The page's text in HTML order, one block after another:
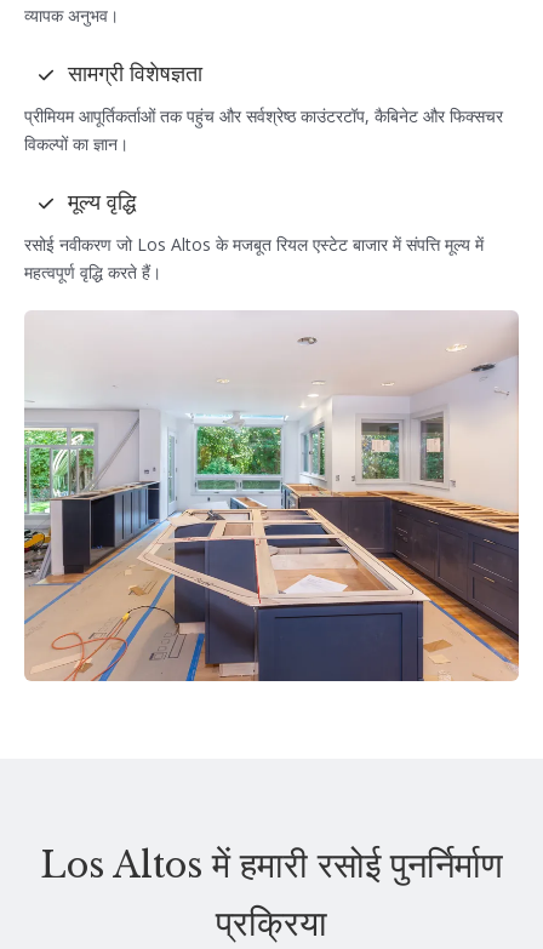
व्यापक अनुभव।
सामग्री विशेषज्ञता
प्रीमियम आपूर्तिकर्ताओं तक पहुंच और सर्वश्रेष्ठ काउंटरटॉप, कैबिनेट और फिक्सचर
विकल्पों का ज्ञान।
मूल्य वृद्धि
रसोई नवीकरण जो Los Altos के मजबूत रियल एस्टेट बाजार में संपत्ति मूल्य में
महत्वपूर्ण वृद्धि करते हैं।
Los Altos में हमारी रसोई पुनर्निर्माण
प्रक्रिया